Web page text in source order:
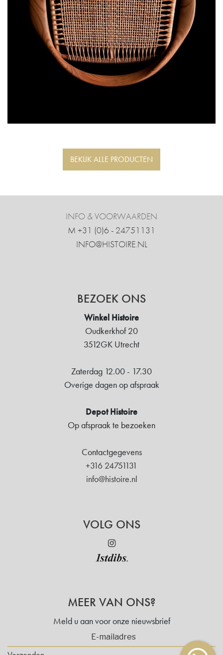
BEKIJK ALLE PRODUCTEN
INFO & VOORWAARDEN
M +31 ‍(0)6 - 24751131
INFO@HISTOIRE.NL
BEZOEK ONS
Winkel Histoire
Oudkerkhof 20
3512GK Utrecht
Zaterdag 12.00 - 17.30
Overige dagen op afspraak
Depot Histoire
Op afspraak te bezoeken
Contactgegevens
+316 24751131
info@histoire.nl
VOLG ONS
MEER VAN ONS?
Meld u aan voor onze nieuwsbrief